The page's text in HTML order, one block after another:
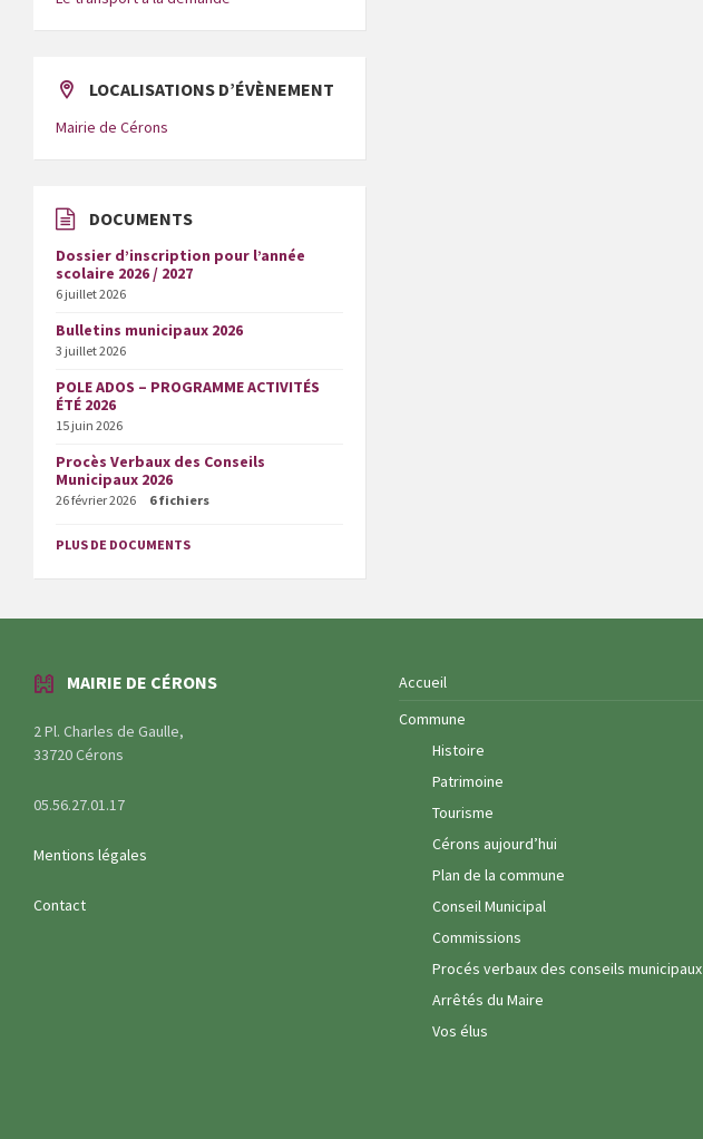
LOCALISATIONS D’ÉVÈNEMENT
Mairie de Cérons
DOCUMENTS
Dossier d’inscription pour l’année
scolaire 2026 / 2027
6 juillet 2026
Bulletins municipaux 2026
3 juillet 2026
POLE ADOS – PROGRAMME ACTIVITÉS
ÉTÉ 2026
15 juin 2026
Procès Verbaux des Conseils
Municipaux 2026
26 février 2026 6 fichiers
PLUS DE DOCUMENTS
MAIRIE DE CÉRONS
2 Pl. Charles de Gaulle,
33720 Cérons
05.56.27.01.17
Mentions légales
Contact
Accueil
Commune
Histoire
Patrimoine
Tourisme
Cérons aujourd’hui
Plan de la commune
Conseil Municipal
Commissions
Procés verbaux des conseils municipaux
Arrêtés du Maire
Vos élus